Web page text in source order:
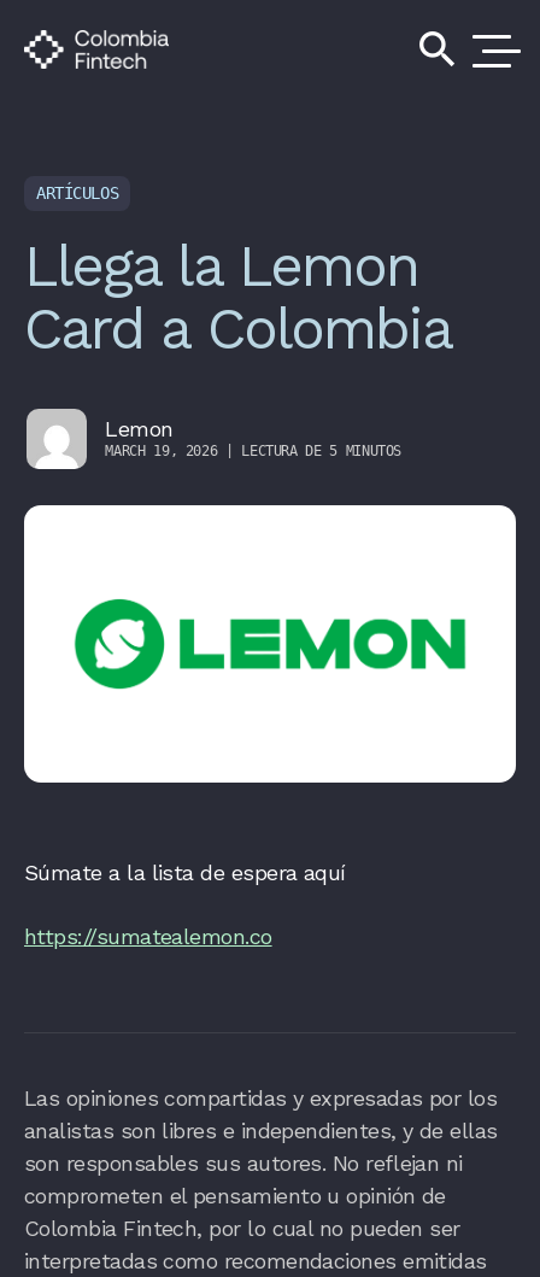
search
ARTÍCULOS
Llega la Lemon
Card a Colombia
Lemon
MARCH 19, 2026 | LECTURA DE 5 MINUTOS
Súmate a la lista de espera aquí
https://sumatealemon.co
Las opiniones compartidas y expresadas por los
analistas son libres e independientes, y de ellas
son responsables sus autores. No reflejan ni
comprometen el pensamiento u opinión de
Colombia Fintech, por lo cual no pueden ser
interpretadas como recomendaciones emitidas